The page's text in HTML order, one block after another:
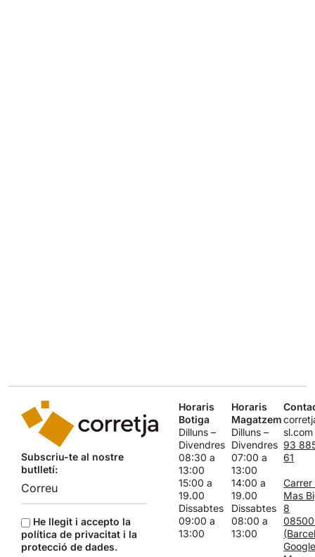
Subscriu-te al nostre
butlletí:
He llegit i accepto la
política de privacitat i la
protecció de dades.
Horaris
Botiga
Dilluns –
Divendres
08:30 a
13:00
15:00 a
19.00
Dissabtes
09:00 a
13:00
Horaris
Magatzem
Dilluns –
Divendres
07:00 a
13:00
14:00 a
19.00
Dissabtes
08:00 a
13:00
sl.com
93
61
Carrer
Mas
8